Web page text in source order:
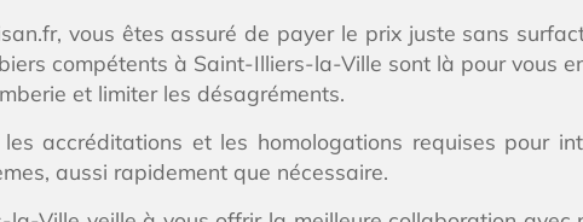
vous êtes assuré de payer le prix juste sans
compétents à Saint-Illiers-la-Ville sont là pour vous
et limiter les désagréments.
accréditations et les homologations requises pour
aussi rapidement que nécessaire.